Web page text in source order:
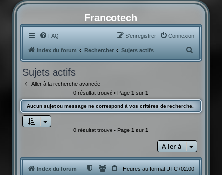
Francotech
FAQ Connexion
S’enregistrer
Index du forum Rechercher Sujets actifs
e
e
r
Sujets actifs
Aller à la recherche avancée
0 résultat trouvé • Page1 sur1
Aucun sujet ou message ne correspond à vos critères de recherche.
0 résultat trouvé • Page1 sur1
Aller à
Index du forum Heures au formatUTC+02:00